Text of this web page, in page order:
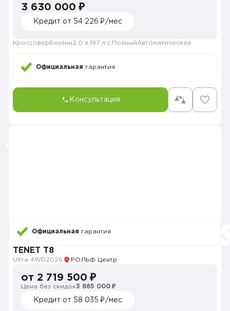
3 630 000 ₽
Кредит от 54 226 ₽/мес
Кроссовер Бензин2.0 л. 197 л.с. ПолныйАвтоматическая
Официальная гарантия
Консультация
Официальная гарантия
TENET T8
Ultra 4WD2026 РОЛЬФ Центр
от 2 719 500 ₽
Цена без скидок3 885 000 ₽
Кредит от 58 035 ₽/мес